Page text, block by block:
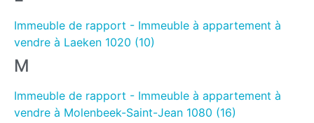
Immeuble de rapport - Immeuble à appartement à
vendre à Laeken 1020 (10)
M
Immeuble de rapport - Immeuble à appartement à
vendre à Molenbeek-Saint-Jean 1080 (16)